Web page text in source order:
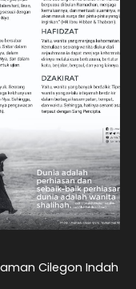
Cilegon Indah